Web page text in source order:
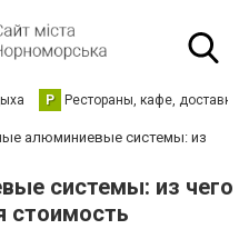
Р Рестораны, кафе,
алюминиевые системы: из
системы: из чего
стоимость